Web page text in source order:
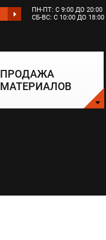
ПН-ПТ: С 9:00 ДО 20:00
СБ-ВС: С 10:00 ДО 18:00
ПРОДАЖА
МАТЕРИАЛОВ